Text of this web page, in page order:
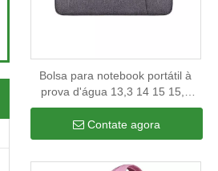
Bolsa para notebook portátil à
prova d'água 13,3 14 15 15,6
polegadas para bolsa de
computador
Contate agora